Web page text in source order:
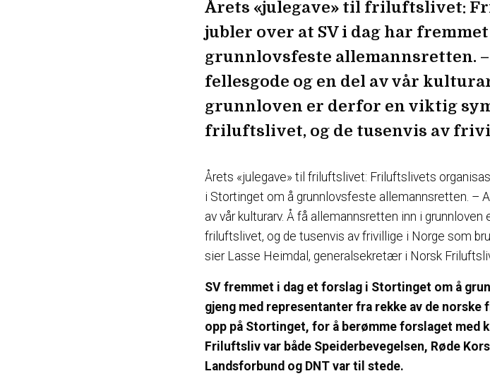
Årets «julegave» til friluftslivet:
jubler over at SV i dag har
grunnlovsfeste allemannsretten.
fellesgode og en del av vår
grunnloven er derfor en viktig
friluftslivet, og de tusenvis av
Årets «julegave» til friluftslivet: Friluftslivets
i Stortinget om å grunnlovsfeste allemannsretten. –
av vår kulturarv. Å få allemannsretten inn i
friluftslivet, og de tusenvis av frivillige i Norge som
sier Lasse Heimdal, generalsekretær i Norsk
SV fremmet i dag et forslag i Stortinget om å
gjeng med representanter fra rekke av de
opp på Stortinget, for å berømme forslaget med
Friluftsliv var både Speiderbevegelsen, Røde
Landsforbund og DNT var til stede.